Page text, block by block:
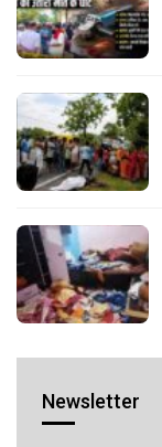
Newsletter